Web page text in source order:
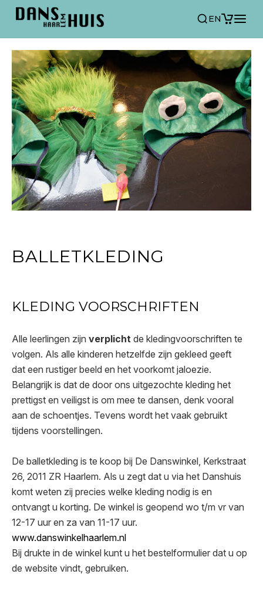
EN
BALLETKLEDING
KLEDING VOORSCHRIFTEN
Alle leerlingen zijn verplicht de kledingvoorschriften te
volgen. Als alle kinderen hetzelfde zijn gekleed geeft
dat een rustiger beeld en het voorkomt jaloezie.
Belangrijk is dat de door ons uitgezochte kleding het
prettigst en veiligst is om mee te dansen, denk vooral
aan de schoentjes. Tevens wordt het vaak gebruikt
tijdens voorstellingen.
De balletkleding is te koop bij De Danswinkel, Kerkstraat
26, 2011 ZR Haarlem. Als u zegt dat u via het Danshuis
komt weten zij precies welke kleding nodig is en
ontvangt u korting. De winkel is geopend wo t/m vr van
12-17 uur en za van 11-17 uur.
www.danswinkelhaarlem.nl
Bij drukte in de winkel kunt u het bestelformulier dat u op
de website vindt, gebruiken.